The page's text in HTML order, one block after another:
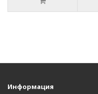
Информация